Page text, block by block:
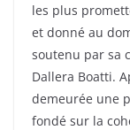
les plus
et donné au
soutenu par sa
Dallera Boatti.
demeurée une
fondé sur la